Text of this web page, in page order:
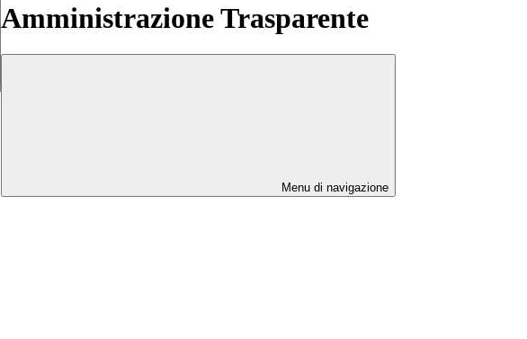
Amministrazione Trasparente
Menu di navigazione